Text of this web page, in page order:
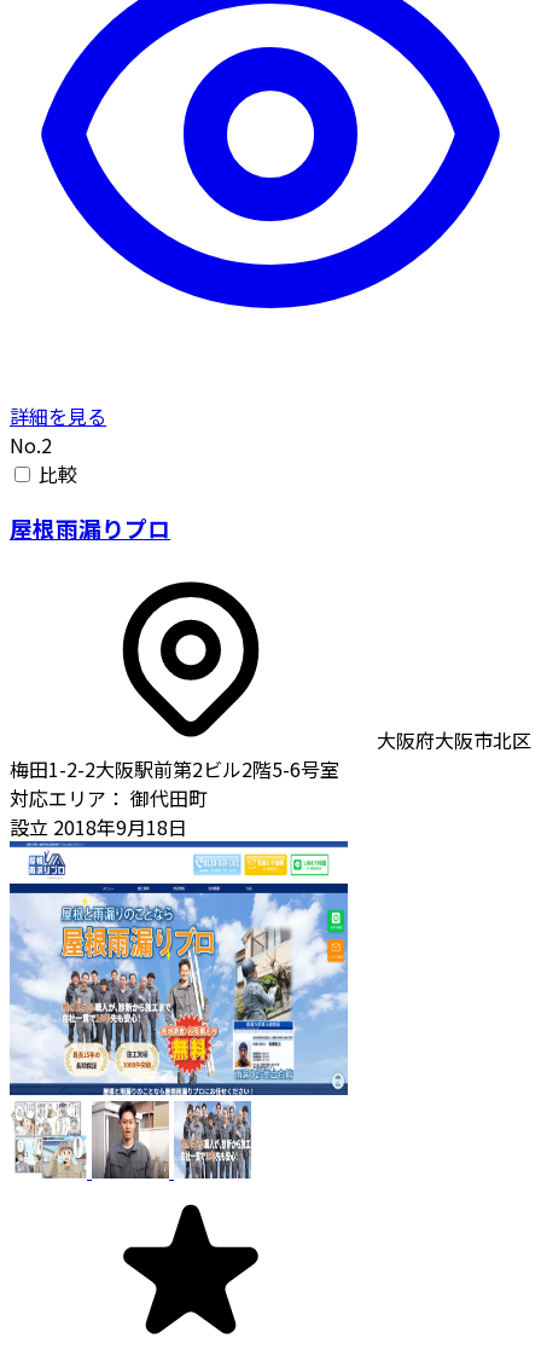
詳細を見る
No.2
比較
屋根雨漏りプロ
大阪府大阪市北区
梅田1-2-2大阪駅前第2ビル2階5-6号室
対応エリア： 御代田町
設立 2018年9月18日